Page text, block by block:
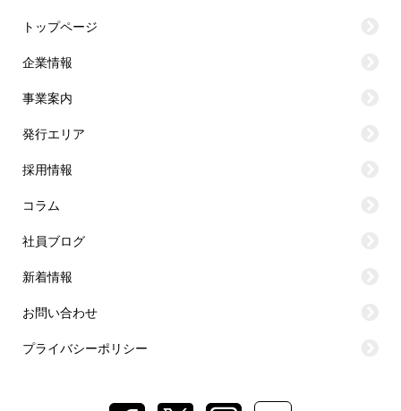
トップページ
企業情報
事業案内
発行エリア
採用情報
コラム
社員ブログ
新着情報
お問い合わせ
プライバシーポリシー